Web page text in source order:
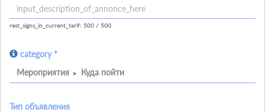
allowed_signs: allowed_all_charakters
rest_signs_in_current_tarif: 500 / 500
category *
Мероприятия
Куда пойти
Тип объявления